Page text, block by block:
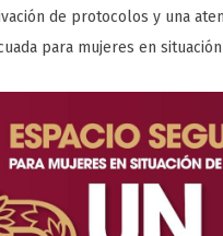
de protocolos y una
para mujeres en